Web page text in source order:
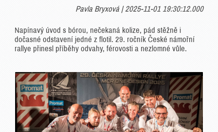
Pavla Bryxová | 2025-11-01 19:30:12.000
Napínavý úvod s bórou, nečekaná kolize, pád stěžně i
dočasné odstavení jedné z flotil. 29. ročník České námořní
rallye přinesl příběhy odvahy, férovosti a nezlomné vůle.